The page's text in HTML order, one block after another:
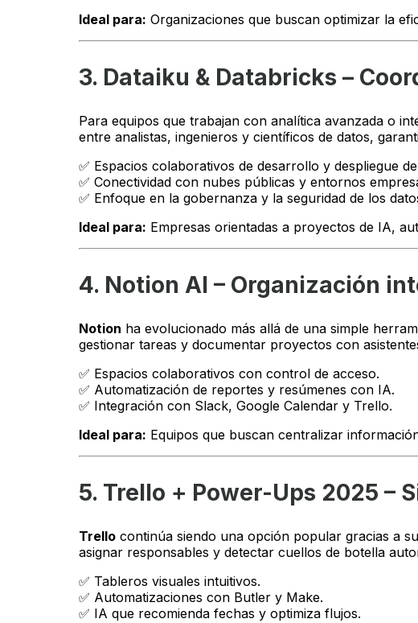
Ideal para: Organizaciones que buscan optimizar la
3. Dataiku & Databricks –
Para equipos que trabajan con analítica avanzada o
entre analistas, ingenieros y científicos de datos,
✅ Espacios colaborativos de desarrollo y despliegue
✅ Conectividad con nubes públicas y entornos
✅ Enfoque en la gobernanza y la seguridad de los
Ideal para: Empresas orientadas a proyectos de IA,
4. Notion AI – Organización
Notion ha evolucionado más allá de una simple
gestionar tareas y documentar proyectos con
✅ Espacios colaborativos con control de acceso.
✅ Automatización de reportes y resúmenes con IA.
✅ Integración con Slack, Google Calendar y Trello.
Ideal para: Equipos que buscan centralizar
5. Trello + Power-Ups 2025 –
Trello continúa siendo una opción popular gracias a
asignar responsables y detectar cuellos de botella
✅ Tableros visuales intuitivos.
✅ Automatizaciones con Butler y Make.
✅ IA que recomienda fechas y optimiza flujos.